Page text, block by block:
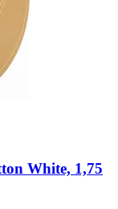
White, 1,75